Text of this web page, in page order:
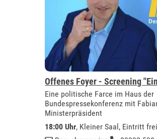
Offenes Foyer - Screening
Eine politische Farce im Haus der
Bundespressekonferenz mit
Ministerpräsident
18:00 Uhr, Kleiner Saal , Eintritt frei